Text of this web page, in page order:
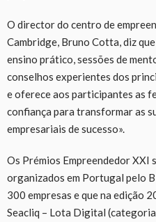
O director do centro de
Cambridge, Bruno Cotta, diz
ensino prático, sessões de
conselhos experientes dos
e oferece aos participantes as
confiança para transformar as
empresariais de sucesso».
Os Prémios Empreendedor XXI
organizados em Portugal pelo
300 empresas e que na edição
Seacliq – Lota Digital (categoria